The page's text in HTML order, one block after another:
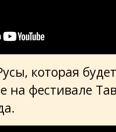
которая будет
на фестивале